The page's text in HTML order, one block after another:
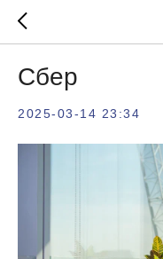
Сбер
2025-03-14 23:34